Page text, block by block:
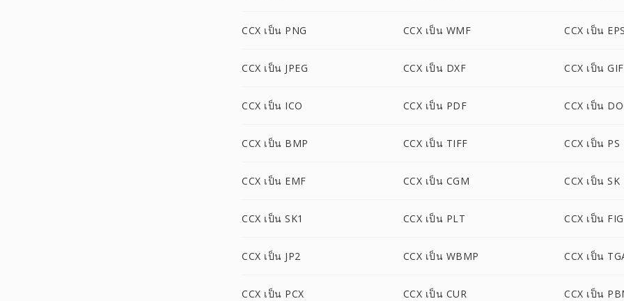
CCX เป็น PNG CCX เป็น WMF CCX เป็น
CCX เป็น JPEG CCX เป็น DXF CCX เป็น GIF
CCX เป็น ICO CCX เป็น PDF CCX เป็น
CCX เป็น BMP CCX เป็น TIFF CCX เป็น PS
CCX เป็น EMF CCX เป็น CGM CCX เป็น SK
CCX เป็น SK1 CCX เป็น PLT CCX เป็น FIG
CCX เป็น JP2 CCX เป็น WBMP CCX เป็น
CCX เป็น PCX CCX เป็น CUR CCX เป็น